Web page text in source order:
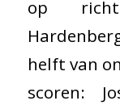
op
helft van
scoren: